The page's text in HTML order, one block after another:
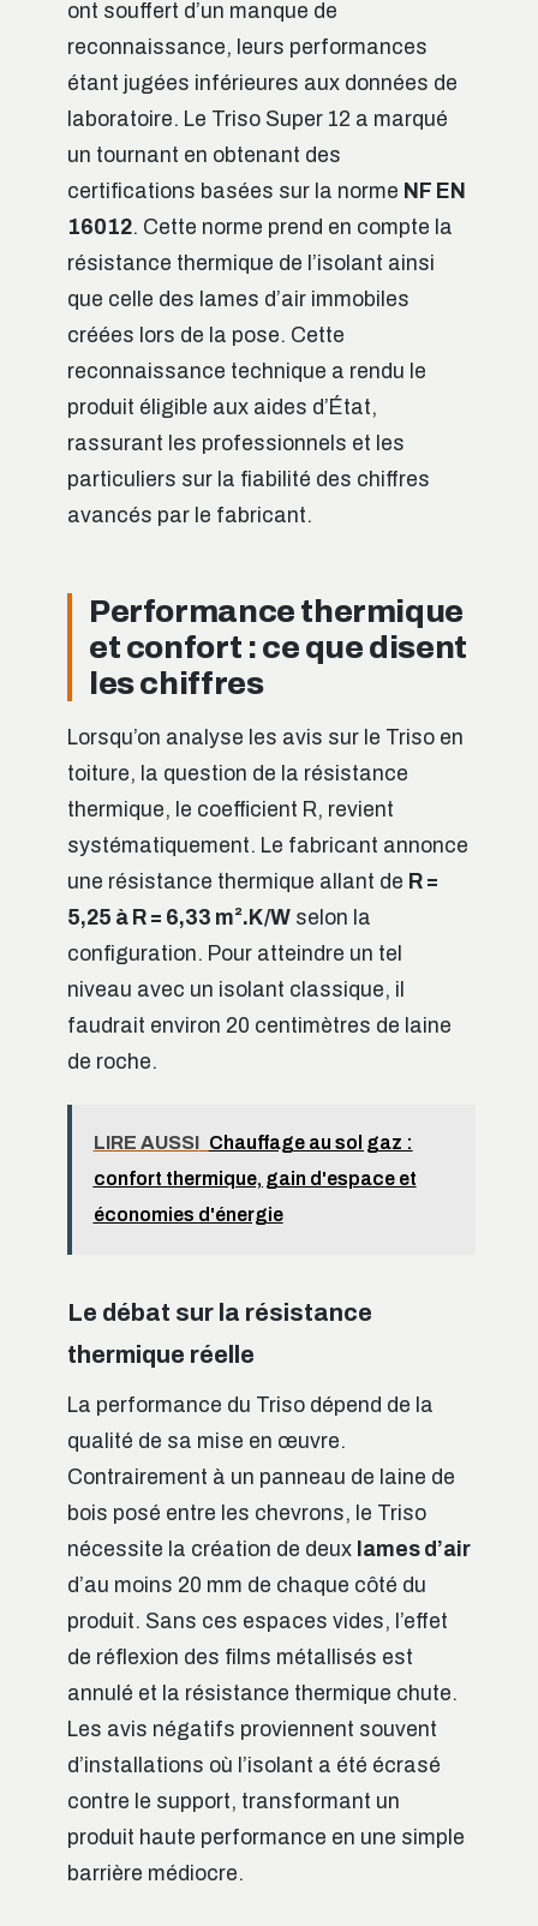
ont souffert d’un manque de
reconnaissance, leurs performances
étant jugées inférieures aux données de
laboratoire. Le Triso Super 12 a marqué
un tournant en obtenant des
certifications basées sur la norme NF EN
16012. Cette norme prend en compte la
résistance thermique de l’isolant ainsi
que celle des lames d’air immobiles
créées lors de la pose. Cette
reconnaissance technique a rendu le
produit éligible aux aides d’État,
rassurant les professionnels et les
particuliers sur la fiabilité des chiffres
avancés par le fabricant.
Performance thermique
et confort : ce que disent
les chiffres
Lorsqu’on analyse les avis sur le Triso en
toiture, la question de la résistance
thermique, le coefficient R, revient
systématiquement. Le fabricant annonce
une résistance thermique allant de R =
5,25 à R = 6,33 m².K/W selon la
configuration. Pour atteindre un tel
niveau avec un isolant classique, il
faudrait environ 20 centimètres de laine
de roche.
LIRE AUSSI Chauffage au sol gaz :
confort thermique, gain d'espace et
économies d'énergie
Le débat sur la résistance
thermique réelle
La performance du Triso dépend de la
qualité de sa mise en œuvre.
Contrairement à un panneau de laine de
bois posé entre les chevrons, le Triso
nécessite la création de deux lames d’air
d’au moins 20 mm de chaque côté du
produit. Sans ces espaces vides, l’effet
de réflexion des films métallisés est
annulé et la résistance thermique chute.
Les avis négatifs proviennent souvent
d’installations où l’isolant a été écrasé
contre le support, transformant un
produit haute performance en une simple
barrière médiocre.